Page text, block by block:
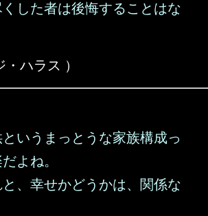
した者は後悔することはな
・ハラス ）
いうまっとうな家族構成っ
よね。
、幸せかどうかは、関係な